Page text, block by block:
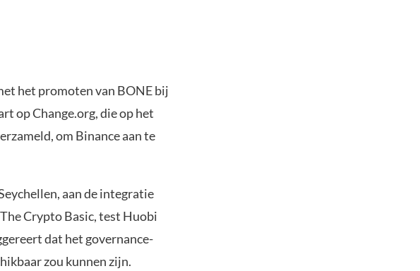
het promoten van BONE bij
op Change.org, die op het
om Binance aan te
aan de integratie
Crypto Basic, test Huobi
dat het governance-
zou kunnen zijn.